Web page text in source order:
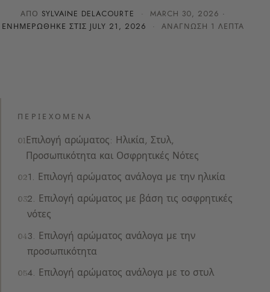
ΑΠΌ SYLVAINE DELACOURTE · MARCH 30, 2026 ·
ΕΝΗΜΕΡΏΘΗΚΕ ΣΤΙΣ JULY 21, 2026 · ΑΝΆΓΝΩΣΗ 1 ΛΕΠΤΆ
ΠΕΡΙΕΧΌΜΕΝΑ
Επιλογή αρώματος: Ηλικία, Στυλ,
Προσωπικότητα και Οσφρητικές Νότες
1. Επιλογή αρώματος ανάλογα με την ηλικία
2. Επιλογή αρώματος με βάση τις οσφρητικές
νότες
3. Επιλογή αρώματος ανάλογα με την
προσωπικότητα
4. Επιλογή αρώματος ανάλογα με το στυλ